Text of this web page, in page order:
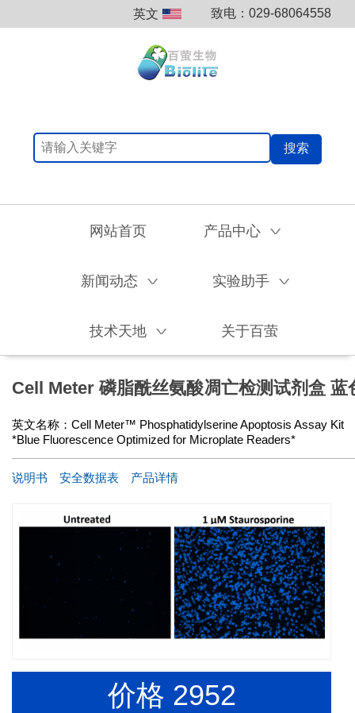
英文 致电：029-68064558
搜索
网站首页 产品中心 V
新闻动态 V 实验助手 V
技术天地 V 关于百萤
Cell Meter 磷脂酰丝氨酸凋亡检测试剂盒 蓝
英文名称： Cell Meter™ Phosphatidylserine Apoptosis Assay Kit
*Blue Fluorescence Optimized for Microplate Readers*
说明书 安全数据表 产品详情
价格 2952